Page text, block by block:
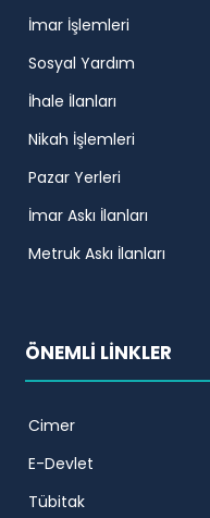
İmar İşlemleri
Sosyal Yardım
İhale İlanları
Nikah İşlemleri
Pazar Yerleri
İmar Askı İlanları
Metruk Askı İlanları
ÖNEMLİ LİNKLER
Cimer
E-Devlet
Tübitak